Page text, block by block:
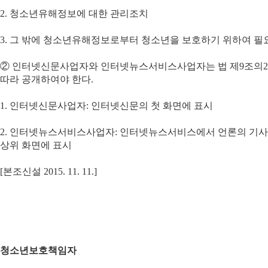
2. 청소년유해정보에 대한 관리조치
3. 그 밖에 청소년유해정보로부터 청소년을 보호하기 위하여 필
② 인터넷신문사업자와 인터넷뉴스서비스사업자는 법 제 9조의 2
따라 공개하여야 한다.
1. 인터넷신문사업자: 인터넷신문의 첫 화면에 표시
2. 인터넷뉴스서비스사업자: 인터넷뉴스서비스에서 언론의 기
상위 화면에 표시
[본조신설 2015. 11. 11.]
청소년보호책임자